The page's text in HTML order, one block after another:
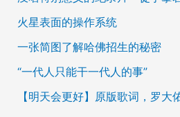
火星表面的操作系统
一张简图了解哈佛招生的秘密
“一代人只能干一代人的事”
【明天会更好】原版歌词，罗大